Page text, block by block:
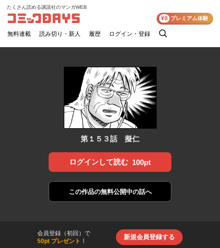
コミックDAYS
たくさん読める講談社のマンガWEB
無料連載 読み切り・新人 履歴 ログイン・登録
検
¥0 プレミアム体験
第１５３話 擬仁
ログインして読む 100pt
この作品の無料公開中の話へ
会員登録（初回）で
50pt プレゼント！
新規会員登録する